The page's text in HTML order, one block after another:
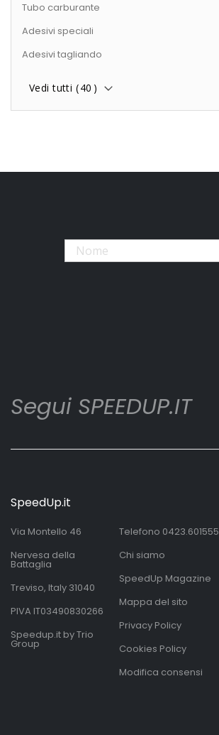
Tubo carburante
Adesivi speciali
Adesivi tagliando
Vedi tutti (40 )
Segui SPEEDUP.IT
SpeedUp.it
Via Montello 46
Nervesa della
Battaglia
Treviso, Italy 31040
PIVA IT03490830266
Speedup.it by Trio
Group
Telefono 0423.601555
Chi siamo
SpeedUp Magazine
Mappa del sito
Privacy Policy
Cookies Policy
Modifica consensi